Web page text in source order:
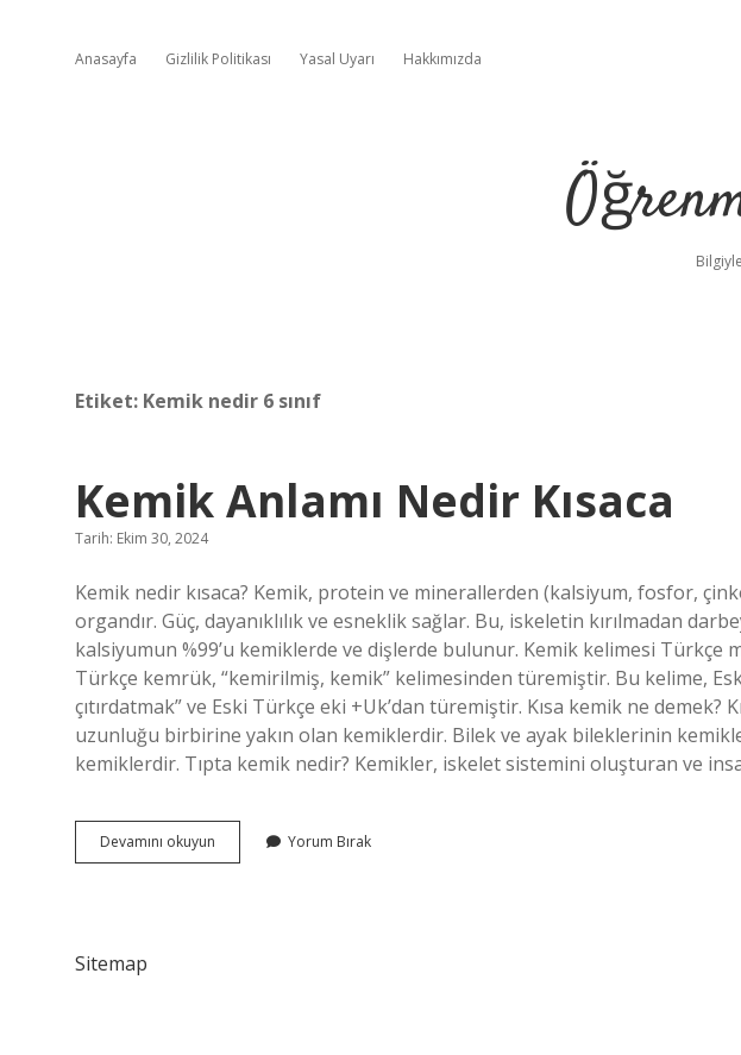
Anasayfa Gizlilik Politikası Yasal Uyarı Hakkımızda
Etiket: Kemik nedir 6 sınıf
Kemik Anlamı Nedir Kısaca
Tarih: Ekim 30, 2024
Kemik nedir kısaca? Kemik, protein ve minerallerden (kalsiyum, fosfor,
organdır. Güç, dayanıklılık ve esneklik sağlar. Bu, iskeletin kırılmadan
kalsiyumun %99’u kemiklerde ve dişlerde bulunur. Kemik kelimesi Türkçe
Türkçe kemrük, “kemirilmiş, kemik” kelimesinden türemiştir. Bu kelime,
çıtırdatmak” ve Eski Türkçe eki +Uk’dan türemiştir. Kısa kemik ne demek?
uzunluğu birbirine yakın olan kemiklerdir. Bilek ve ayak bileklerinin
kemiklerdir. Tıpta kemik nedir? Kemikler, iskelet sistemini oluşturan ve
Devamını okuyun
Anlamı
Yorum Bırak
Sitemap